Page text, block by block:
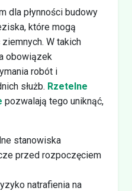
dla płynności budowy
które mogą
W takich
obowiązek
robót i
służb. Rzetelne
pozwalają tego uniknąć,
stanowiska
przed rozpoczęciem
natrafienia na